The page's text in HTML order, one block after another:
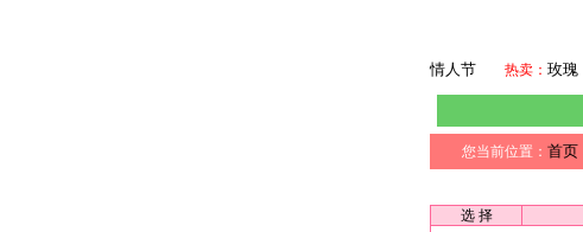
情人节 热卖： 玫瑰
您当前位置： 首页
选 择